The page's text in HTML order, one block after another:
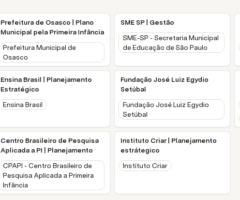
Prefeitura de Osasco | Plano
Municipal pela Primeira Infância
Prefeitura Municipal de
Osasco
SME SP | Gestão
SME-SP - Secretaria Municipal
de Educação de São Paulo
Ensina Brasil | Planejamento
Estratégico
Ensina Brasil
Fundação José Luiz Egydio
Setúbal
Fundação José Luiz Egydio
Setúbal
Centro Brasileiro de Pesquisa
Aplicada a PI | Planejamento
CPAPI - Centro Brasileiro de
Pesquisa Aplicada a Primeira
Infância
Instituto Criar | Planejamento
estrátegico
Instituto Criar